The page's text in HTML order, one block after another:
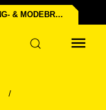
BEKLEIDUNG- & MODE­BRANCHE